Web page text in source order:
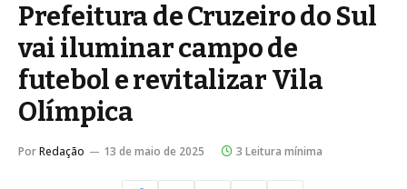
Prefeitura de Cruzeiro do Sul
vai iluminar campo de
futebol e revitalizar Vila
Olímpica
PorRedação 13 de maio de 2025 3 Leitura mínima